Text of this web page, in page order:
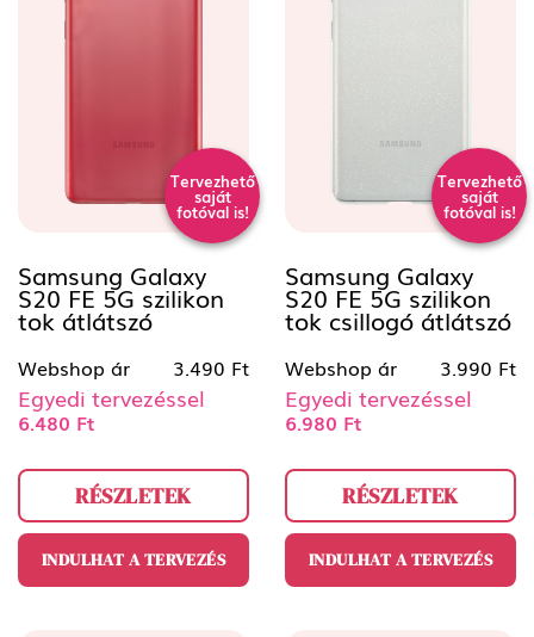
Tervezhető
saját
fotóval is!
Samsung Galaxy
S20 FE 5G szilikon
tok átlátszó
Webshop ár 3.490 Ft
Egyedi tervezéssel
6.480 Ft
RÉSZLETEK
INDULHAT A TERVEZÉS
Tervezhető
saját
fotóval is!
Samsung Galaxy
S20 FE 5G szilikon
tok csillogó átlátszó
Webshop ár 3.990 Ft
Egyedi tervezéssel
6.980 Ft
RÉSZLETEK
INDULHAT A TERVEZÉS